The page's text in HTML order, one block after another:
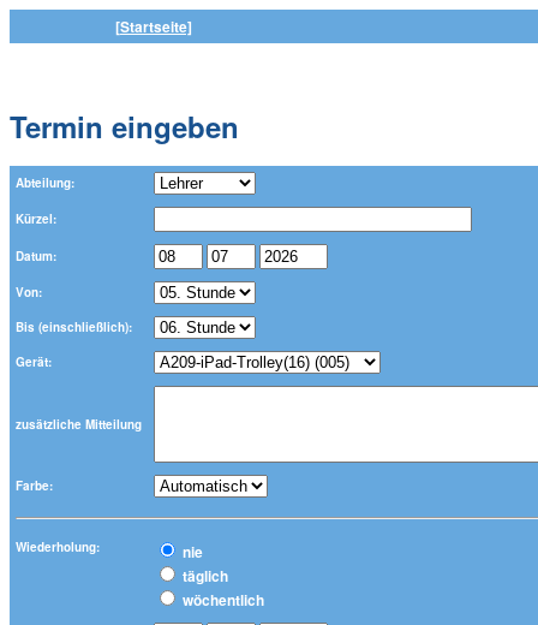
[Startseite]
Termin eingeben
Abteilung:
Kürzel:
Datum:
Von:
Bis (einschließlich):
Gerät:
zusätzliche Mitteilung
Farbe:
Wiederholung:
nie
täglich
wöchentlich